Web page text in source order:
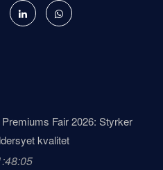
Fair 2026: Styrker
kvalitet